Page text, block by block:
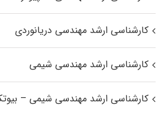
کارشناسی ارشد مهندسی دریانوردی
کارشناسی ارشد مهندسی شیمی
کارشناسی ارشد مهندسی شیمی –